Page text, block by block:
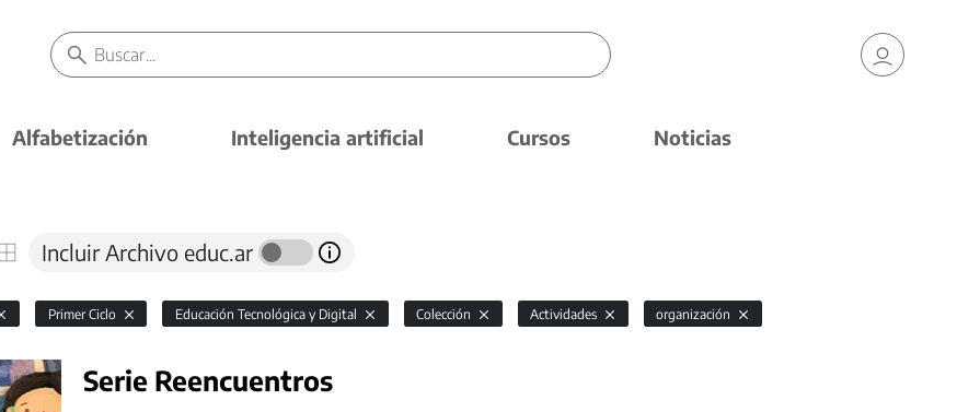
Alfabetización Inteligencia artificial Cursos Noticias
Incluir Archivo educ.ar
Primer Ciclo Educación Tecnológica y Digital Colección Actividades organización
Serie Reencuentros